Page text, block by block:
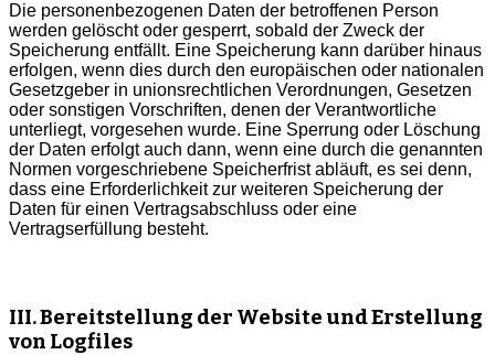
Die personenbezogenen Daten der betroffenen Person
werden gelöscht oder gesperrt, sobald der Zweck der
Speicherung entfällt. Eine Speicherung kann darüber hinaus
erfolgen, wenn dies durch den europäischen oder nationalen
Gesetzgeber in unionsrechtlichen Verordnungen, Gesetzen
oder sonstigen Vorschriften, denen der Verantwortliche
unterliegt, vorgesehen wurde. Eine Sperrung oder Löschung
der Daten erfolgt auch dann, wenn eine durch die genannten
Normen vorgeschriebene Speicherfrist abläuft, es sei denn,
dass eine Erforderlichkeit zur weiteren Speicherung der
Daten für einen Vertragsabschluss oder eine
Vertragserfüllung besteht.
III. Bereitstellung der Website und Erstellung
von Logfiles